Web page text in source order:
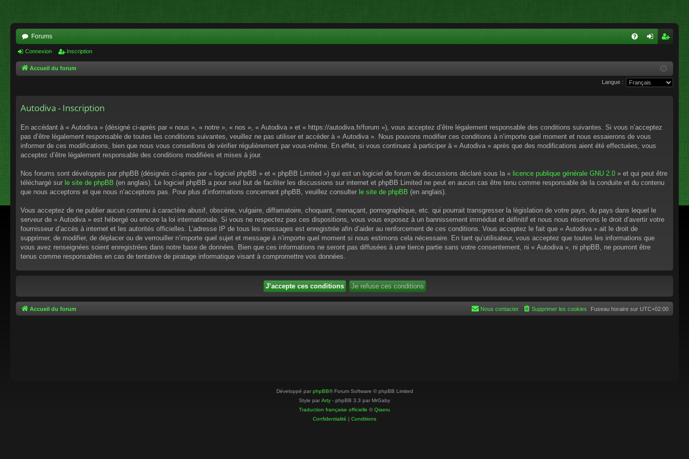
Forums
xi
cri
pti
Connexion Inscription
Accueil du forum
Langue :
Autodiva - Inscription
En accédant à « Autodiva » (désigné ci-après par « nous », « notre », « nos », « Autodiva » et « https://autodiva.fr/forum »), vous acceptez d’être légalement responsable des conditions suivantes. Si vous n’acceptez
pas d’être légalement responsable de toutes les conditions suivantes, veuillez ne pas utiliser et accéder à « Autodiva ». Nous pouvons modifier ces conditions à n’importe quel moment et nous essaierons de vous
informer de ces modifications, bien que nous vous conseillons de vérifier régulièrement par vous-même. En effet, si vous continuez à participer à « Autodiva » après que des modifications aient été effectuées, vous
acceptez d’être légalement responsable des conditions modifiées et mises à jour.
Nos forums sont développés par phpBB (désignés ci-après par « logiciel phpBB » et « phpBB Limited ») qui est un logiciel de forum de discussions déclaré sous la « licence publique générale GNU 2.0 » et qui peut être
téléchargé sur le site de phpBB (en anglais). Le logiciel phpBB a pour seul but de faciliter les discussions sur internet et phpBB Limited ne peut en aucun cas être tenu comme responsable de la conduite et du contenu
que nous acceptons et que nous n’acceptons pas. Pour plus d’informations concernant phpBB, veuillez consulter le site de phpBB (en anglais).
Vous acceptez de ne publier aucun contenu à caractère abusif, obscène, vulgaire, diffamatoire, choquant, menaçant, pornographique, etc. qui pourrait transgresser la législation de votre pays, du pays dans lequel le
serveur de « Autodiva » est hébergé ou encore la loi internationale. Si vous ne respectez pas ces dispositions, vous vous exposez à un bannissement immédiat et définitif et nous nous réservons le droit d’avertir votre
fournisseur d’accès à internet et les autorités officielles. L’adresse IP de tous les messages est enregistrée afin d’aider au renforcement de ces conditions. Vous acceptez le fait que « Autodiva » ait le droit de
supprimer, de modifier, de déplacer ou de verrouiller n’importe quel sujet et message à n’importe quel moment si nous estimons cela nécessaire. En tant qu’utilisateur, vous acceptez que toutes les informations que
vous avez renseignées soient enregistrées dans notre base de données. Bien que ces informations ne seront pas diffusées à une tierce partie sans votre consentement, ni « Autodiva », ni phpBB, ne pourront être
tenus comme responsables en cas de tentative de piratage informatique visant à compromettre vos données.
Accueil du forum Fuseau horaire sur UTC+02:00
Supprimer les cookies
Nous contacter
Développé par phpBB® Forum Software © phpBB Limited
Style par Arty - phpBB 3.3 par MrGaby
Traduction française officielle ©Qiaeru
Confidentialité | Conditions